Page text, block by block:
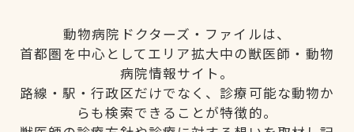
動物病院ドクターズ・ファイルは、
首都圏を中心としてエリア拡大中の獣医師・動物
病院情報サイト。
路線・駅・行政区だけでなく、診療可能な動物か
らも検索できることが特徴的。